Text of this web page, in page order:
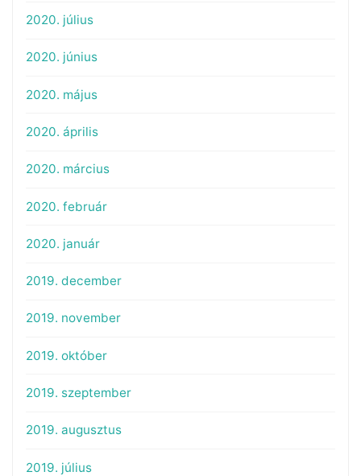
2020. július
2020. június
2020. május
2020. április
2020. március
2020. február
2020. január
2019. december
2019. november
2019. október
2019. szeptember
2019. augusztus
2019. július